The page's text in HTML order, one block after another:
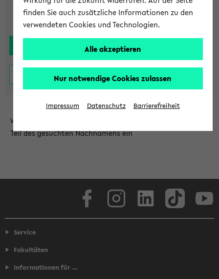
Wählen Sie die Einrichtung aus und/oder geben Sie einen
Teil des gesuchten Nachnamens ein
Service
Fakultäten
Informationen für ...
finden Sie auch zusätzliche Informationen zu den
verwendeten Cookies und Technologien.
Alle akzeptieren
Nur notwendige Cookies zulassen
Impressum Datenschutz Barrierefreiheit